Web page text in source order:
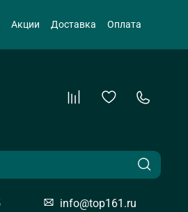
Акции Доставка Оплата
info@top161.ru